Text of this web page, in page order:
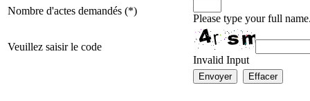
Nombre d'actes demandés (*)
Please type your full
Veuillez saisir le code
Invalid Input